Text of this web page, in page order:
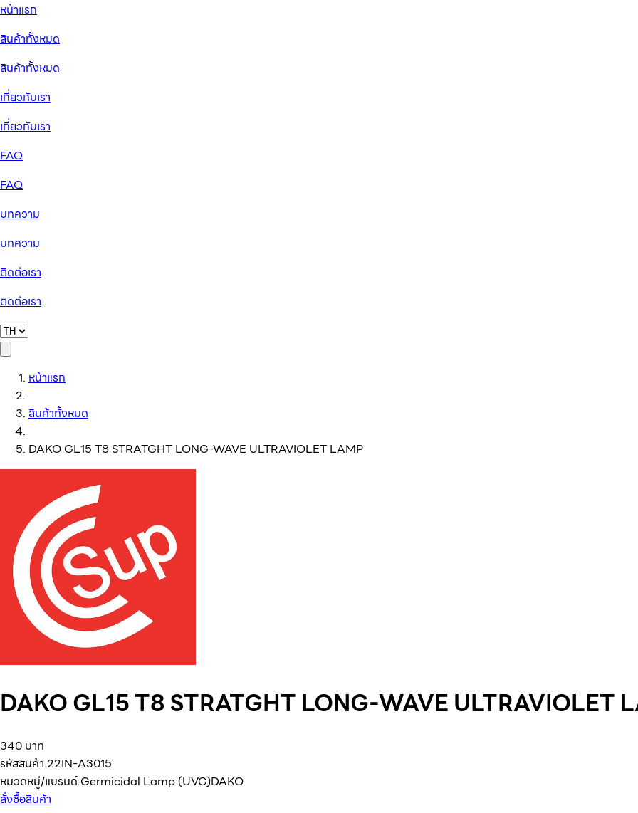
หน้าแรก
สินค้าทั้งหมด
สินค้าทั้งหมด
เกี่ยวกับเรา
เกี่ยวกับเรา
FAQ
FAQ
บทความ
บทความ
ติดต่อเรา
ติดต่อเรา
หน้าแรก
สินค้าทั้งหมด
DAKO GL15 T8 STRATGHT LONG-WAVE ULTRAVIOLET LAMP
DAKO GL15 T8 STRATGHT LONG-WAVE ULTRAVIOLET
340 บาท
รหัสสินค้า:22IN-A3015
หมวดหมู่/แบรนด์:Germicidal Lamp (UVC)DAKO
สั่งซื้อสินค้า